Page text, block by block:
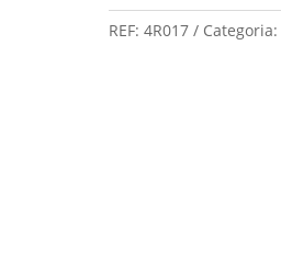
Efeito
Ferrugem
REF: 4R017 Categoria: